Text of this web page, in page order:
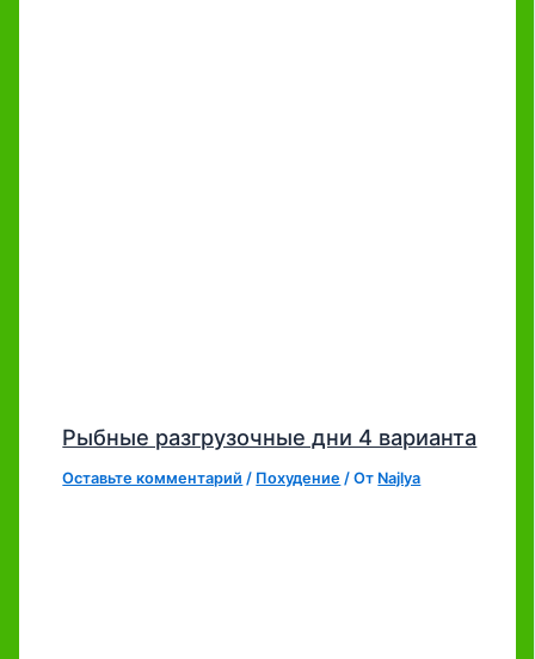
Рыбные разгрузочные дни 4 варианта
Оставьте комментарий / Похудение / От Najlya